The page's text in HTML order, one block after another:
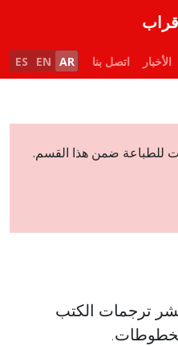
قراب
الأخبار اتصل بنا AR
EN
ES
للطباعة ضمن هذا القسم.
ترجمات الكتب